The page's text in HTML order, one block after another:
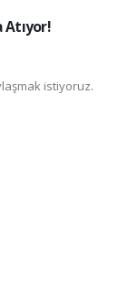
Atıyor!
istiyoruz.